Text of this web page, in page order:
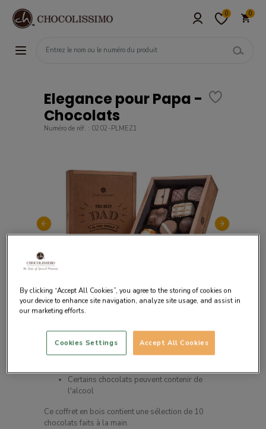
0 0
Elegance pour Papa -
Chocolats
Numéro de réf. : 0202-PLMEZ1
Description du produit
10 pralinés faits à la main
Certains chocolats peuvent contenir de
l'alcool
Ce coffret en bois contient une sélection de 10
chocolats faits à la main.
By clicking “Accept All Cookies”, you agree to the storing of cookies on
your device to enhance site navigation, analyze site usage, and assist in
our marketing efforts.
Accept All Cookies
Cookies Settings